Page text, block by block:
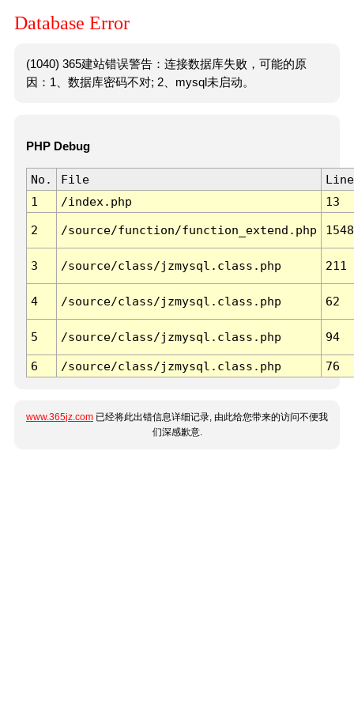
Database Error
(1040) 365建站错误警告：连接数据库失败，可能的原
因：1、数据库密码不对; 2、mysql未启动。
PHP Debug
No. File
Line
1
/index.php 13
2 /source/function/function_extend.php 1548
3 /source/class/jzmysql.class.php 211
4 /source/class/jzmysql.class.php 62
5 /source/class/jzmysql.class.php 94
6 /source/class/jzmysql.class.php 76
www.365jz.com 已经将此出错信息详细记录, 由此给您带来的访问不便我
们深感歉意.